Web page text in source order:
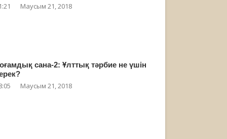
Маусым 21, 2018
сана-2: Ұлттық тәрбие не үшін
Маусым 21, 2018